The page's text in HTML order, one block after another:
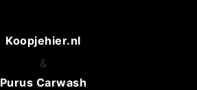
Koopjehier.nl
&
Purus Carwash